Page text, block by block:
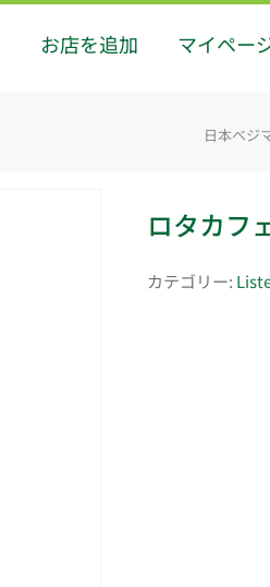
お店を追加 マイペー
日本ベジ
ロタカフ
カテゴリー: